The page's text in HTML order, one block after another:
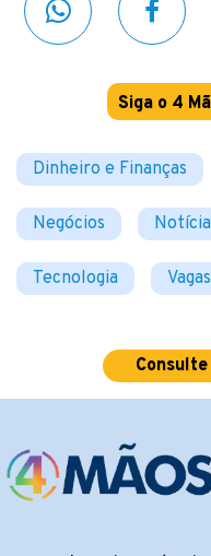
Siga o 4
Dinheiro e Finanças
Negócios
Tecnologia Vagas